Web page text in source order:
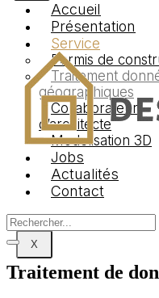
Accueil
Présentation
Service
Permis de
Traitement
géographiques
Collaborateur
d’architecte
Modelisation 3D
Jobs
Actualités
Contact
X
Logo Dessineo
Agency
Traitement de